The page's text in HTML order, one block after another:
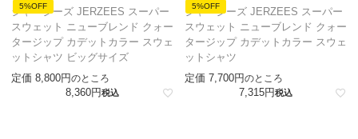
5%OFF
ジャージーズ JERZEES スーパー
スウェット ニューブレンド クォー
タージップ カデットカラー スウェ
ットシャツ ビッグサイズ
定価 8,800 のところ
8,360 税込
5%OFF
ジャージーズ JERZEES スーパー
スウェット ニューブレンド クォー
タージップ カデットカラー スウェ
ットシャツ
定価 7,700 のところ
7,315 税込